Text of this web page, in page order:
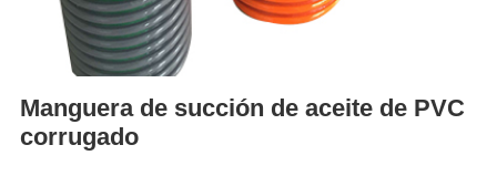
Manguera de succión de aceite de PVC
corrugado